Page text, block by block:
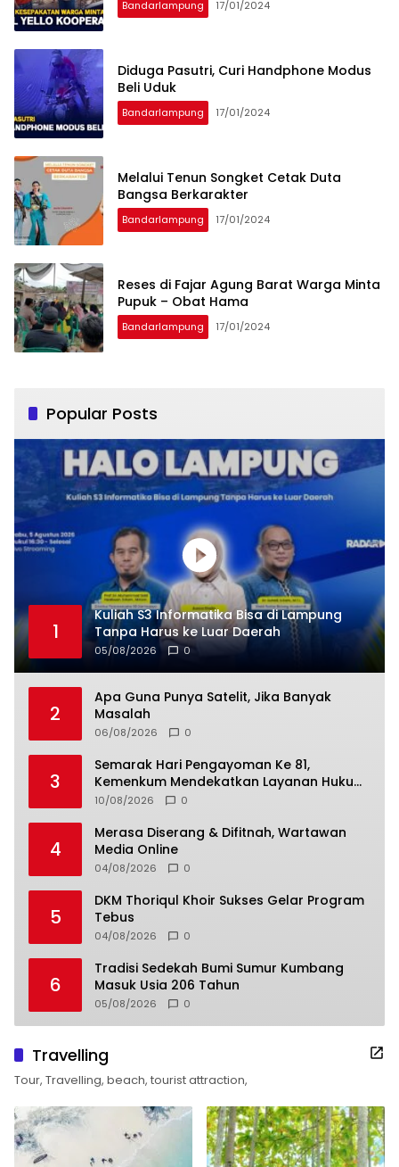
Bandarlampung 17/01/2024
Diduga Pasutri, Curi Handphone Modus
Beli Uduk
Bandarlampung 17/01/2024
Melalui Tenun Songket Cetak Duta
Bangsa Berkarakter
Bandarlampung 17/01/2024
Reses di Fajar Agung Barat Warga Minta
Pupuk – Obat Hama
Bandarlampung 17/01/2024
Popular Posts
1
Kuliah S3 Informatika Bisa di Lampung
Tanpa Harus ke Luar Daerah
05/08/2026 0
2
Apa Guna Punya Satelit, Jika Banyak
Masalah
06/08/2026 0
3
Semarak Hari Pengayoman Ke 81,
Kemenkum Mendekatkan Layanan Hukum
Kepada Masyarakat
10/08/2026 0
4
Merasa Diserang & Difitnah, Wartawan
Media Online
04/08/2026 0
5
DKM Thoriqul Khoir Sukses Gelar Program
Tebus
04/08/2026 0
6
Tradisi Sedekah Bumi Sumur Kumbang
Masuk Usia 206 Tahun
05/08/2026 0
Travelling
Tour, Travelling, beach, tourist attraction,